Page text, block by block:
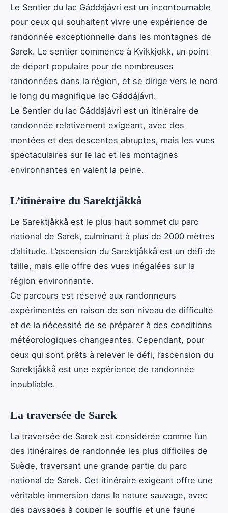
Le Sentier du lac Gáddájávri est un incontournable
pour ceux qui souhaitent vivre une expérience de
randonnée exceptionnelle dans les montagnes de
Sarek. Le sentier commence à Kvikkjokk, un point
de départ populaire pour de nombreuses
randonnées dans la région, et se dirige vers le nord
le long du magnifique lac Gáddájávri.
Le Sentier du lac Gáddájávri est un itinéraire de
randonnée relativement exigeant, avec des
montées et des descentes abruptes, mais les vues
spectaculaires sur le lac et les montagnes
environnantes en valent la peine.
L’itinéraire du Sarektjåkkå
Le Sarektjåkkå est le plus haut sommet du parc
national de Sarek, culminant à plus de 2000 mètres
d’altitude. L’ascension du Sarektjåkkå est un défi de
taille, mais elle offre des vues inégalées sur la
région environnante.
Ce parcours est réservé aux randonneurs
expérimentés en raison de son niveau de difficulté
et de la nécessité de se préparer à des conditions
météorologiques changeantes. Cependant, pour
ceux qui sont prêts à relever le défi, l’ascension du
Sarektjåkkå est une expérience de randonnée
inoubliable.
La traversée de Sarek
La traversée de Sarek est considérée comme l’un
des itinéraires de randonnée les plus difficiles de
Suède, traversant une grande partie du parc
national de Sarek. Cet itinéraire exigeant offre une
véritable immersion dans la nature sauvage, avec
des paysages à couper le souffle et une faune